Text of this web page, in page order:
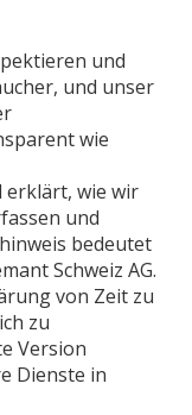
und
und unser
wie
erklärt, wie wir
und
bedeutet
Schweiz AG.
von Zeit zu
zu
Version
Dienste in